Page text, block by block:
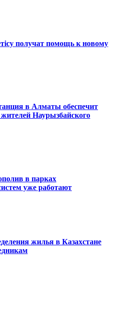
получат помощь к новому
в Алматы обеспечит
Наурызбайского
в парках
уже работают
жилья в Казахстане